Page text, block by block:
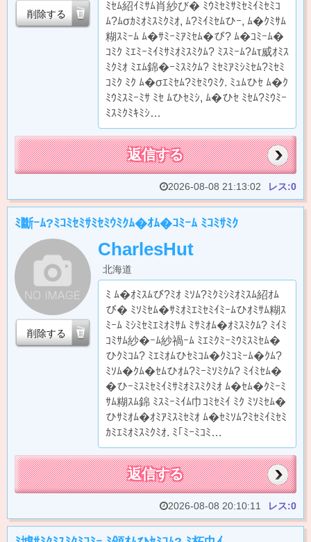
ﾐｾﾑ紹ｲﾐｻﾑ肖紗び� ﾐｳﾐｾﾐｻﾐｾﾐｲﾐｾﾐｺ
ﾑ?ﾑσｶﾐｵﾐｽﾐｸﾐｵ, ﾑ?ﾐｲﾐｾﾑひｰ, ﾑ�ｸﾐｻﾑ
糊ｽﾐｰﾑ ﾑ�ｻﾐｰﾐｱﾐｾﾑ�び? ﾑ�ｺﾐｰﾑ�
ｺﾐｸ ﾐｴﾐｰﾐｲﾐｻﾐｵﾐｽﾐｸﾑ? ﾐｽﾐｰﾑ?ﾑτ威ｵﾐｽ
ﾐｸﾐｵ ﾐｴﾑ錦�ｰﾐｽﾐｸﾑ? ﾐｾﾐｱﾐｼﾐｾﾑ?ﾐｾﾐ
ｺﾐｸ ﾐｸ ﾑ�σｴﾐｾﾑ?ﾐｾﾐｳﾐｸ. ﾐｭﾑひｾ ﾑ�ｸ
ﾐｳﾐｽﾐｰﾐｻ ﾐｾ ﾑひｾﾐｼ, ﾑ�ひｾ ﾐｾﾑ?ﾐｳﾐｰ
ﾐｽﾐｸﾐｷﾐｼ…
削除する
返信する
2026-08-08 21:13:02 レス:0
ﾐ斷ｰﾑ?ﾐｺﾐｾﾐｻﾐｾﾐｳﾐｸﾑ�ｵﾑ�ｺﾐｰﾑ ﾐｺﾐｻﾐｸ
CharlesHut
北海道
ﾐ ﾑ�ｵﾐｽﾑび?ﾐｵ ﾐｿﾑ?ﾐｸﾐｼﾐｵﾐｽﾑ紹ｵﾑ
び� ﾐｿﾐｾﾑ�ｻﾐｵﾐｴﾐｾﾐｲﾐｰﾑひｵﾐｻﾑ糊ｽ
ﾐｰﾑ ﾐｼﾐｾﾐｴﾐｵﾐｻﾑ ﾐｻﾐｵﾑ�ｵﾐｽﾐｸﾑ? ﾐｲﾐ
ｺﾐｻﾑ紗�ｰﾑ紗禍ｰﾑ ﾐｴﾐｸﾐｰﾐｳﾐｽﾐｾﾑ�
ひｸﾐｺﾑ? ﾐｴﾐｵﾑひｾﾐｺﾑ�ｸﾐｺﾐｰﾑ�ｸﾑ?
ﾐｿﾑ�ｸﾑ�ｾﾑひｵﾑ?ﾐｰﾐｿﾐｸﾑ? ﾐｲﾐｾﾑ�
�ひｰﾐｽﾐｾﾐｲﾐｻﾐｵﾐｽﾐｸﾐｵ ﾑ�ｾﾑ�ｸﾐｰﾐ
ｻﾑ糊ｽﾑ錦 ﾐｽﾐｰﾐｲﾑ巾ｺﾐｾﾐｲ ﾐｸ ﾐｿﾐｾﾑ�
ひｻﾐｵﾑ�ｵﾐｱﾐｽﾐｾﾐｵ ﾑ�ｾﾐｿﾑ?ﾐｾﾐｲﾐｾﾐ
ｶﾐｴﾐｵﾐｽﾐｸﾐｵ. ﾐ｢ﾐｰﾐｺﾐ…
削除する
返信する
2026-08-08 20:10:11 レス:0